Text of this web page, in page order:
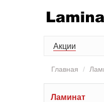
Акции
Главная
Ламинат